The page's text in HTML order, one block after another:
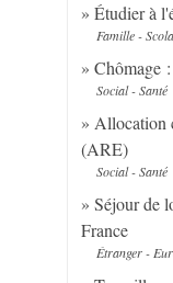
Étudier à
Famille -
Chômage
Social - Santé
Allocation
(ARE)
Social - Santé
Séjour de
France
Étranger -